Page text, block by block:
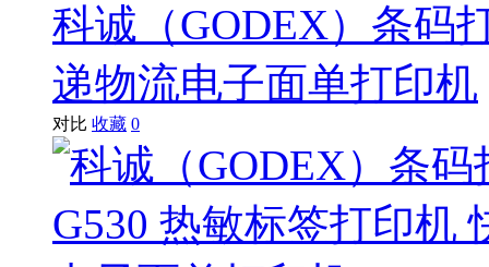
科诚（GODEX）条码
递物流电子面单打印机
对比 收藏 0